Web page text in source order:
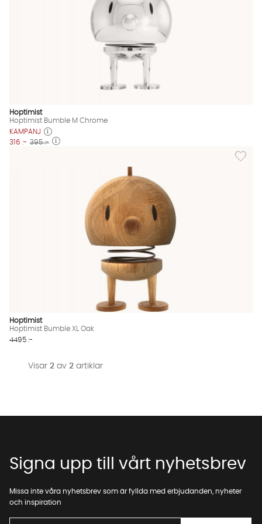
Hoptimist
Hoptimist Bumble M Chrome
KAMPANJ
316 :- 395 :-
Lägg
Hoptimist
Hoptimist Bumble XL Oak
4495 :-
Visar 2 av 2 artiklar
Signa upp till vårt nyhetsbrev
Missa inte våra nyhetsbrev som är fyllda med erbjudanden, nyheter
och inspiration
Vi använder AI för att svara på dina frågor. Konversationen
sparas i upp till 24 timmar för att kunna hjälpa dig. Vi delar
inte dina uppgifter med tredje part. Läs mer i vår
integritetspolicy.
Jag godkänner att konversationen sparas